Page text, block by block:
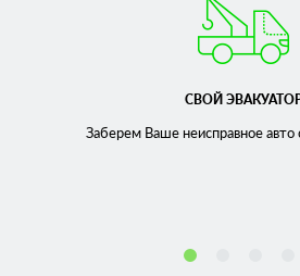
СВОЙ
Заберем Ваше неисправноеавто